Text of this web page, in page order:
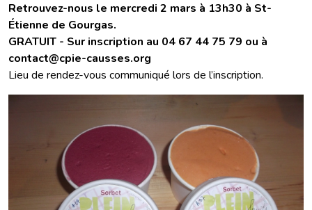
Retrouvez-nous le mercredi 2 mars à 13h30 à St-
Étienne de Gourgas.
GRATUIT - Sur inscription au 04 67 44 75 79 ou à
contact@cpie-causses.org
Lieu de rendez-vous communiqué lors de l’inscription.